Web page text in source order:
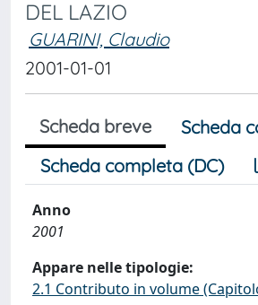
DEL LAZIO
GUARINI, Claudio
2001-01-01
Scheda breve
Scheda
Scheda completa (DC)
Anno
2001
Appare nelle tipologie:
2.1 Contributo in volume